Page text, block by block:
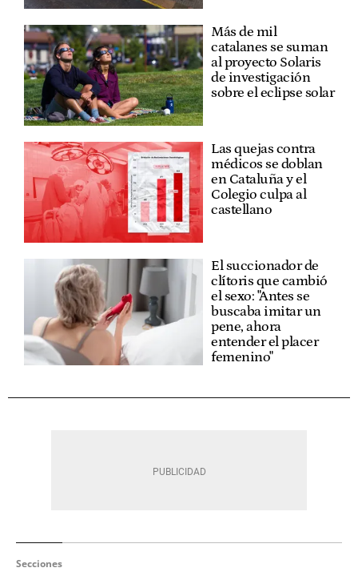
Más de mil
catalanes se suman
al proyecto Solaris
de investigación
sobre el eclipse solar
Las quejas contra
médicos se doblan
en Cataluña y el
Colegio culpa al
castellano
El succionador de
clítoris que cambió
el sexo: "Antes se
buscaba imitar un
pene, ahora
entender el placer
femenino"
Secciones